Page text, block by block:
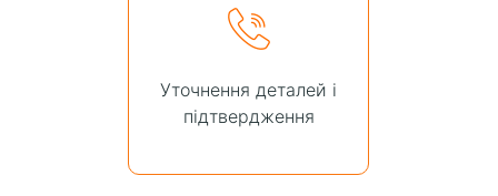
Уточнення деталей і
підтвердження